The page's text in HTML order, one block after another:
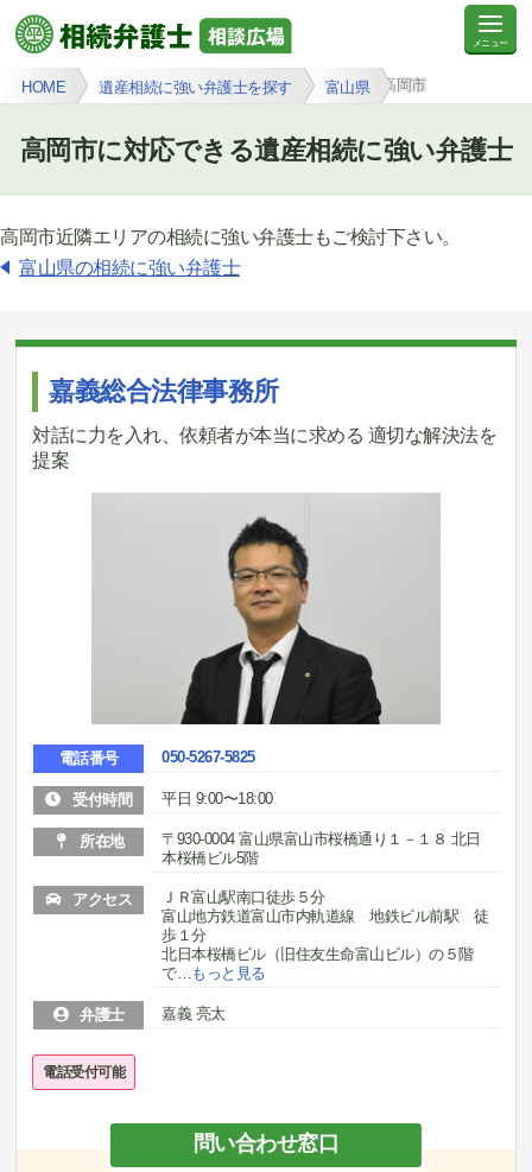
HOME 遺産相続に強い弁護士を探す 富山県 高岡市
高岡市に対応できる遺産相続に強い弁護士
高岡市近隣エリアの相続に強い弁護士もご検討下さい。
富山県の相続に強い弁護士
嘉義総合法律事務所
対話に力を入れ、依頼者が本当に求める 適切な解決法を
提案
電話番号 050-5267-5825
受付時間 平日 9:00〜18:00
所在地
〒930-0004 富山県富山市桜橋通り１－１８ 北日
本桜橋ビル5階
アクセス
ＪＲ富山駅南口徒歩５分
富山地方鉄道富山市内軌道線 地鉄ビル前駅 徒
歩１分
北日本桜橋ビル（旧住友生命富山ビル）の５階
で…もっと見る
弁護士 嘉義 亮太
電話受付可能
問い合わせ窓口